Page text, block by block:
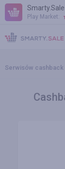
Play Market:
POMOC
WARUNKI
Serwisów cashback